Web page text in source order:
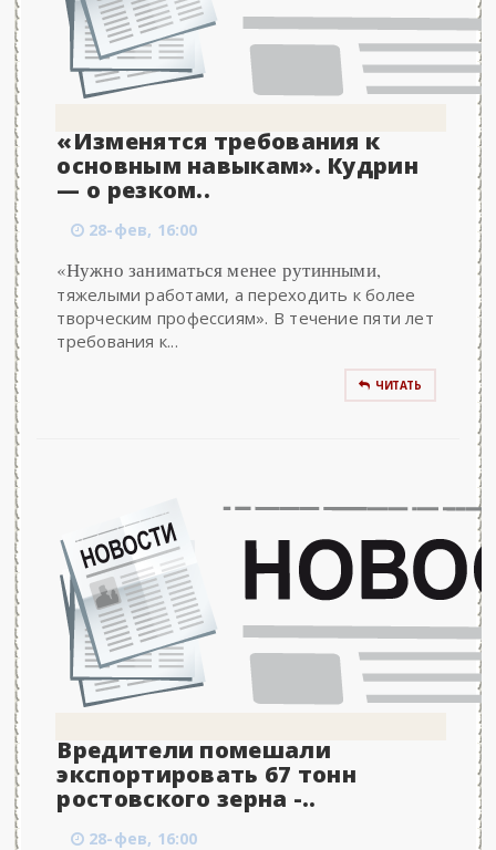
«Изменятся требования к
основным навыкам». Кудрин
— о резком..
28-фев, 16:00
«Нужно заниматься менее рутинными,
тяжелыми работами, а переходить к более
творческим профессиям». В течение пяти лет
требования к...
ЧИТАТЬ
Вредители помешали
экспортировать 67 тонн
ростовского зерна -..
28-фев, 16:00